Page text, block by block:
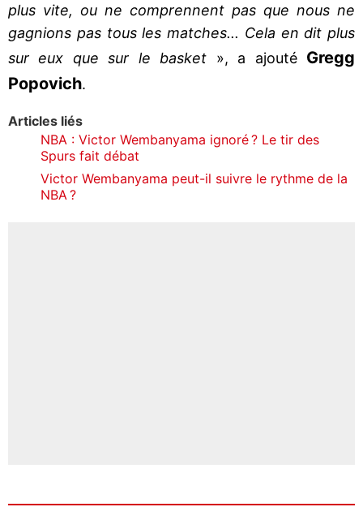
plus vite, ou ne comprennent pas que nous ne
gagnions pas tous les matches... Cela en dit plus
sur eux que sur le basket », a ajouté Gregg
Popovich.
Articles liés
NBA : Victor Wembanyama ignoré ? Le tir des
Spurs fait débat
Victor Wembanyama peut-il suivre le rythme de la
NBA ?